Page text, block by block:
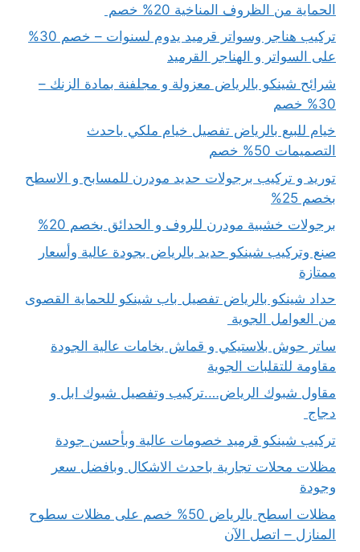
الحماية من الظروف المناخية 20% خصم
تركيب هناجر وسواتر قرميد يدوم لسنوات – خصم 30%
على السواتر و الهناجر القرميد
شرائح شينكو بالرياض معزولة و مجلفنة بمادة الزنك –
30% خصم
خيام للبيع بالرياض تفصيل خيام ملكي باحدث
التصميمات 50% خصم
توريد و تركيب برجولات حديد مودرن للمسابح و الاسطح
بخصم 25%
برجولات خشبية مودرن للروف و الحدائق بخصم 20%
صنع وتركيب شينكو حديد بالرياض بجودة عالية وأسعار
ممتازة
حداد شينكو بالرياض تفصيل باب شينكو للحماية القصوى
من العوامل الجوية
ساتر حوش بلاستيكي و قماش بخامات عالية الجودة
مقاومة للتقلبات الجوية
مقاول شبوك الرياض….تركيب وتفصيل شبوك ابل و
دجاج
تركيب شينكو قرميد خصومات عالية وبأحسن جودة
مظلات محلات تجارية باحدث الاشكال وبافضل سعر
وجودة
مظلات اسطح بالرياض 50% خصم على مظلات سطوح
المنازل – اتصل الآن